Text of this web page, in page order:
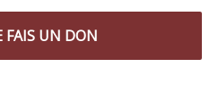
FAIS UN DON